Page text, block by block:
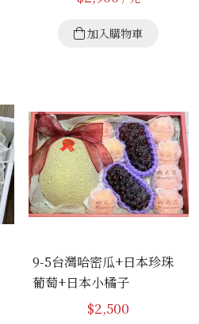
加入購物車
9-5台灣哈密瓜+日本珍珠
葡萄+日本小橘子
$2,500